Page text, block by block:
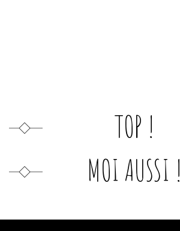
TOP !
MOI AUSSI !